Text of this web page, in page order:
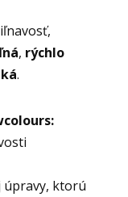
, rýchlo
.
úpravy, ktorú